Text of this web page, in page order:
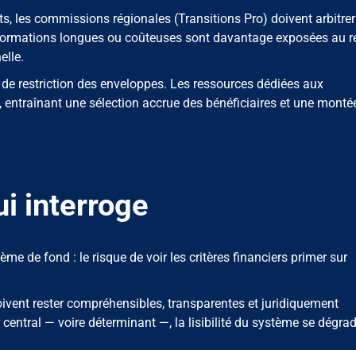
les commissions régionales (Transitions Pro) doivent
longues ou coûteuses sont davantage exposées au
restriction des enveloppes. Les ressources dédiées aux
une sélection accrue des bénéficiaires et une
interroge
de fond : le risque de voir les critères financiers primer sur
rester compréhensibles, transparentes et juridiquement
— voire déterminant —, la lisibilité du système se